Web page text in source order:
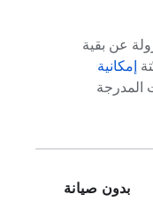
عن بقية
إمكانية
المدرجة
بدون صيانة